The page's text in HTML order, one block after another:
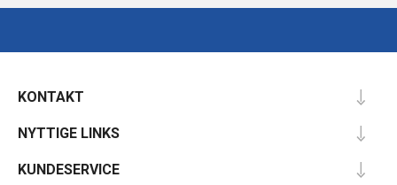
KONTAKT
NYTTIGE LINKS
KUNDESERVICE